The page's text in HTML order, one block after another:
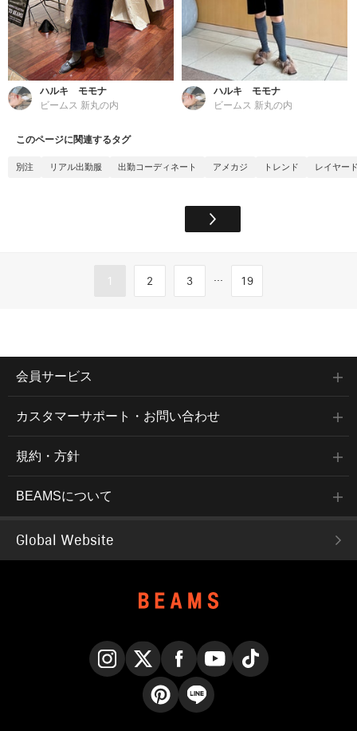
ハルキ モモナ
ビームス 新丸の内
ハルキ モモナ
ビームス 新丸の内
このページに関連するタグ
別注 リアル出勤服 出勤コーディネート アメカジ トレンド レイヤー
1 2 3 ... 19
会員サービス
カスタマーサポート・お問い合わせ
規約・方針
BEAMSについて
Global Website